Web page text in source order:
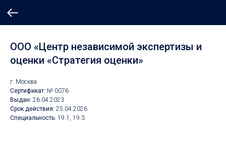
ООО «Центр независимой экспертизы и
оценки «Стратегия оценки»
г. Москва
Сертификат: № 0076
Выдан: 26.04.2023
Срок действия: 25.04.2026
Специальность: 19.1, 19.3